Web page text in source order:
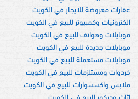
عقارات معروضة للايجار في الكويت
الكترونيات وكمبيوتر للبيع في الكويت
موبايلات وهواتف للبيع في الكويت
موبايلات جديدة للبيع في الكويت
موبايلات مستعملة للبيع في الكويت
خردوات ومستلزمات للبيع في الكويت
ملابس واكسسوارات للبيع في الكويت